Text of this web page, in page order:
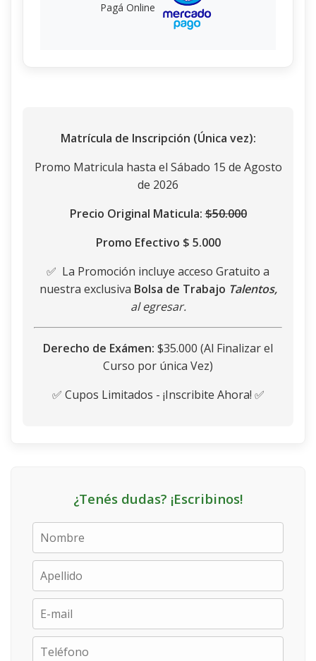
Pagá Online
Matrícula de Inscripción (Única vez):
Promo Matricula hasta el Sábado 15 de Agosto
de 2026
Precio Original Maticula:$50.000
Promo Efectivo $ 5.000
✅ La Promoción incluye acceso Gratuito a
nuestra exclusiva Bolsa de Trabajo Talentos,
al egresar.
Derecho de Exámen: $35.000 (Al Finalizar el
Curso por única Vez)
✅ Cupos Limitados - ¡Inscribite Ahora! ✅
¿Tenés dudas? ¡Escribinos!